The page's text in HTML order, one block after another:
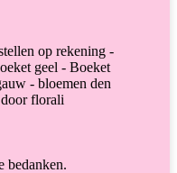
bedanken.